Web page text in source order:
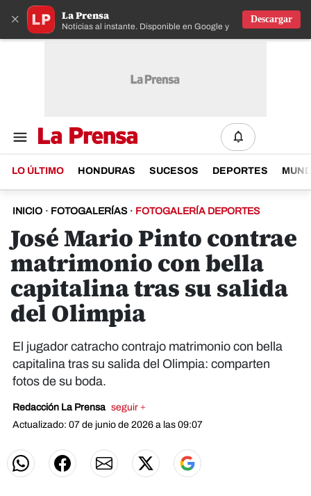
× La Prensa
Noticias al instante. Disponible en Google y IOS
Descargar
LO ÚLTIMO HONDURAS SUCESOS DEPORTES
INICIO · FOTOGALERÍAS · FOTOGALERÍA DEPORTES
José Mario Pinto contrae
matrimonio con bella
capitalina tras su salida
del Olimpia
El jugador catracho contrajo matrimonio con bella
capitalina tras su salida del Olimpia: comparten
fotos de su boda.
Redacción La Prensa seguir +
Actualizado: 07 de junio de 2026 a las 09:07